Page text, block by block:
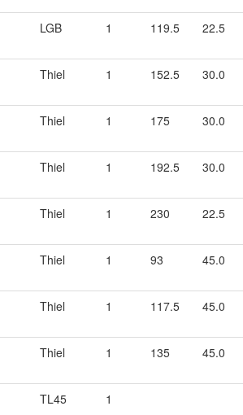
LGB 1 119.5 22.5
Thiel 1 152.5 30.0
Thiel 1 175 30.0
Thiel 1 192.5 30.0
Thiel 1 230 22.5
Thiel 1 93 45.0
Thiel 1 117.5 45.0
Thiel 1 135 45.0
TL45 1